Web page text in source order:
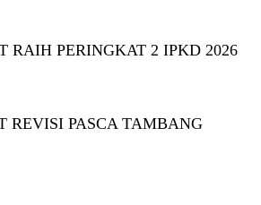
RAIH PERINGKAT 2 IPKD 2026
REVISI PASCA TAMBANG